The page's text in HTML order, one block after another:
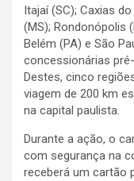
Itajaí (SC); Caxias
(MS); Rondonópolis
Belém (PA) e São
concessionárias
Destes, cinco
viagem de 200 km
na capital paulista.
Durante a ação, o
com segurança na
receberá um cartão